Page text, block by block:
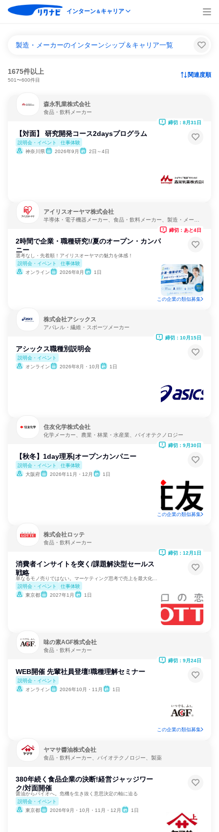
インターン＆キャリア
製造・メーカーのインターンシップ＆キャリア一覧
1675件以上
501〜600件目
関連度順
森永乳業株式会社
食品・飲料メーカー
【対面】 研究開発コース2daysプログラム
説明会・イベント
仕事体験
神奈川県
2026年9月 2日～4日
締切：8月31日
アイリスオーヤマ株式会社
半導体・電子機器メーカー、食品・飲料メーカー、製造・メーカ
2時間で企業・職種研究!/夏のオープン・カンパ
ニー
選考なし・先着順！アイリスオーヤマの魅力を体感！
説明会・イベント
仕事体験
オンライン
2026年8月 1日
締切：あと4日
この企業の類似募集
株式会社アシックス
アパレル・繊維・スポーツメーカー
アシックス職種別説明会
説明会・イベント
オンライン
2026年8月・10月 1日
締切：10月15日
住友化学株式会社
化学メーカー、農業・林業・水産業、バイオテクノロジー
【秋冬】1day理系|オープンカンパニー
説明会・イベント
仕事体験
大阪府
2026年11月・12月 1日
締切：9月30日
この企業の類似募集
株式会社ロッテ
食品・飲料メーカー
消費者インサイトを突く/課題解決型セールス
戦略
説明会・イベント
仕事体験
東京都
2027年1月 1日
締切：12月1日
味の素AGF株式会社
食品・飲料メーカー
WEB開催 先輩社員登壇!職種理解セミナー
説明会・イベント
オンライン
2026年10月・11月 1日
締切：9月24日
この企業の類似募集
ヤマサ醬油株式会社
食品・飲料メーカー、バイオテクノロジー、製薬
380年続く食品企業の決断!経営ジャッジワー
ク/対面開催
醤油からバイオへ。危機を生き抜く意思決定の軸に迫る
説明会・イベント
東京都
2026年9月・10月・11月・12月 1日